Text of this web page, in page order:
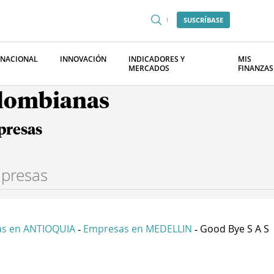
SUSCRÍBASE
INNOVACIÓN
INDICADORES Y
MERCADOS
MIS
FINANZAS
en ANTIOQUIA - Empresas en MEDELLIN - Good Bye S A S